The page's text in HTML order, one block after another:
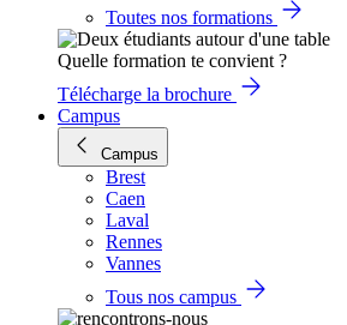
Toutes nos formations
Quelle formation te convient ?
Télécharge la brochure
Campus
Campus
Brest
Caen
Laval
Rennes
Vannes
Tous nos campus